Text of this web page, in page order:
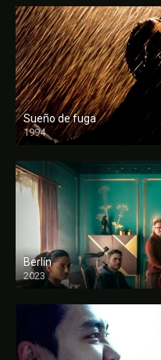
Sueño de fuga
1994
FULL HD
Berlín
2023